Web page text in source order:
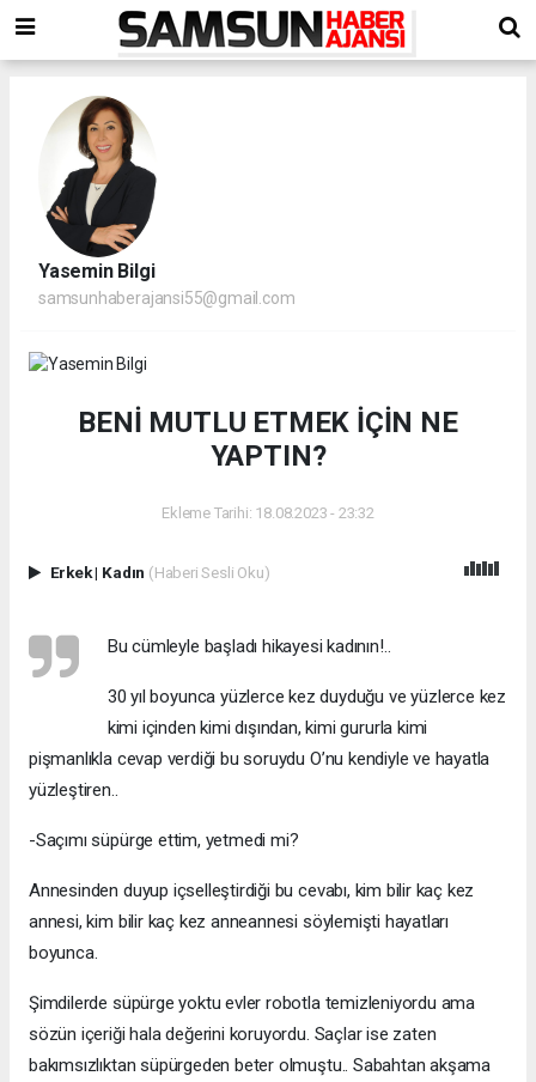
Yasemin Bilgi
samsunhaberajansi55@gmail.com
BENİ MUTLU ETMEK İÇİN NE
YAPTIN?
Ekleme Tarihi: 18.08.2023 - 23:32
Erkek| Kadın (Haberi Sesli Oku)
Bu cümleyle başladı hikayesi kadının!..
30 yıl boyunca yüzlerce kez duyduğu ve yüzlerce kez
kimi içinden kimi dışından, kimi gururla kimi
pişmanlıkla cevap verdiği bu soruydu O’nu kendiyle ve hayatla
yüzleştiren..
-Saçımı süpürge ettim, yetmedi mi?
Annesinden duyup içselleştirdiği bu cevabı, kim bilir kaç kez
annesi, kim bilir kaç kez anneannesi söylemişti hayatları
boyunca.
Şimdilerde süpürge yoktu evler robotla temizleniyordu ama
sözün içeriği hala değerini koruyordu. Saçlar ise zaten
bakımsızlıktan süpürgeden beter olmuştu.. Sabahtan akşama